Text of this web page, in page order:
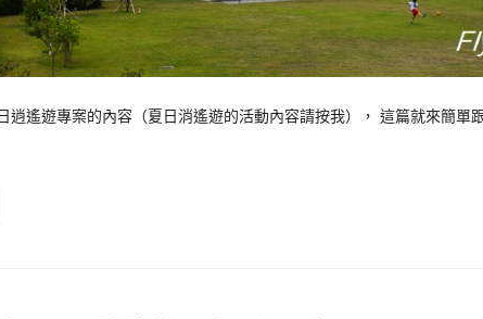
逍遙遊專案的內容（夏日消遙遊的活動內容請按我）， 這篇就來簡單